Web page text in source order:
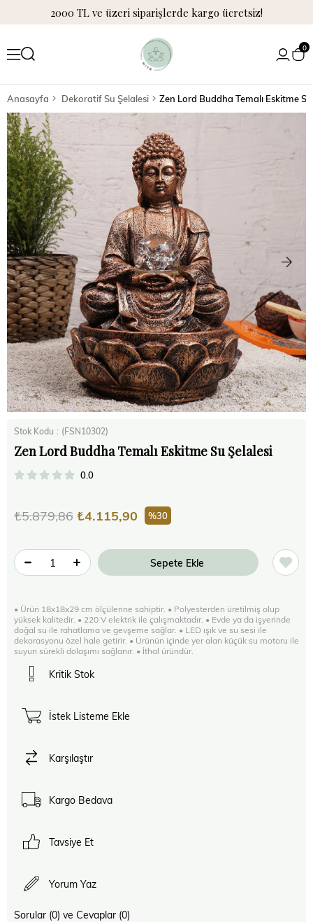
2000 TL ve üzeri siparişlerde kargo ücretsiz!
0
Anasayfa Dekoratif Su Şelalesi Zen Lord Buddha Temalı Eskitme
Stok Kodu (FSN10302)
Zen Lord Buddha Temalı Eskitme Su Şelalesi
0.0
₺5.879,86 ₺4.115,90 30
• Ürün 18x18x29 cm ölçülerine sahiptir. • Polyesterden üretilmiş olup
yüksek kalitedir. • 220 V elektrik ile çalışmaktadır. • Evde ya da işyerinde
doğal su ile rahatlama ve gevşeme sağlar. • LED ışık ve su sesi ile
dekorasyonu özel hale getirir. • Ürünün içinde yer alan küçük su motoru ile
suyun sürekli dolaşımı sağlanır. • İthal üründür.
Kritik Stok
İstek Listeme Ekle
Karşılaştır
Kargo Bedava
Tavsiye Et
Yorum Yaz
Sorular (0) ve Cevaplar (0)